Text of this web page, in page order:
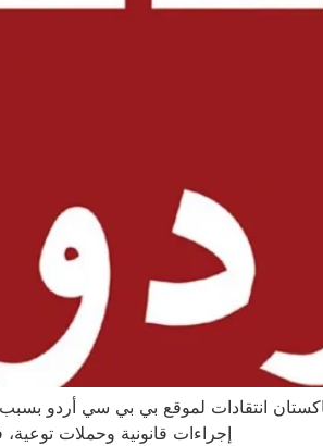
انتقادات لموقع بي بي سي أردو
إجراءات قانونية وحملات